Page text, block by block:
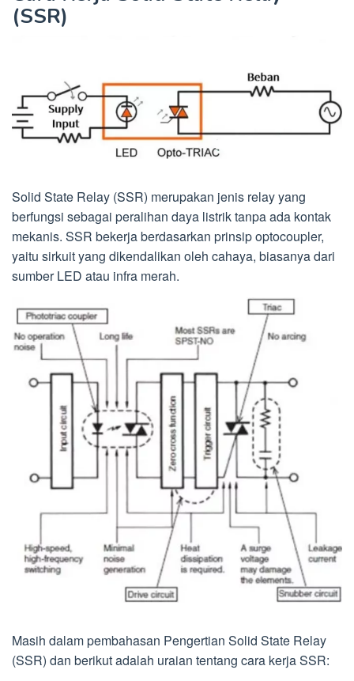
(SSR)
Solid State Relay (SSR) merupakan jenis relay yang
berfungsi sebagai peralihan daya listrik tanpa ada kontak
mekanis. SSR bekerja berdasarkan prinsip optocoupler,
yaitu sirkuit yang dikendalikan oleh cahaya, biasanya dari
sumber LED atau infra merah.
Masih dalam pembahasan Pengertian Solid State Relay
(SSR) dan berikut adalah uraian tentang cara kerja SSR: